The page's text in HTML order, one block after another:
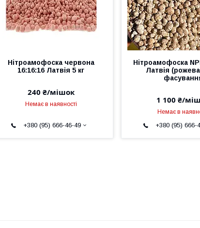
Нітроамофоска червона
16:16:16 Латвія 5 кг
240 ₴/мішок
Немає в наявності
+380 (95) 666-46-49
Нітроамофоска
Латвія
1 100 ₴/
Немає в
+380 (95) 666-